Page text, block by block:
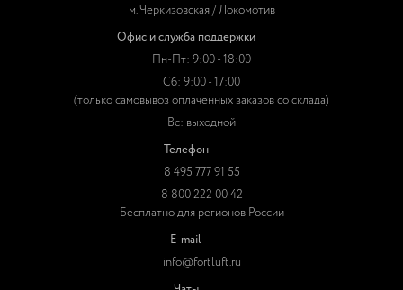
м. Черкизовская / Локомотив
Офис и служба поддержки
Пн-Пт: 9:00 - 18:00
Сб: 9:00 - 17:00
(только самовывоз оплаченных заказов со склада)
Вс: выходной
Телефон
8 495 777 91 55
8 800 222 00 42
Бесплатно для регионов России
E-mail
info@fortluft.ru